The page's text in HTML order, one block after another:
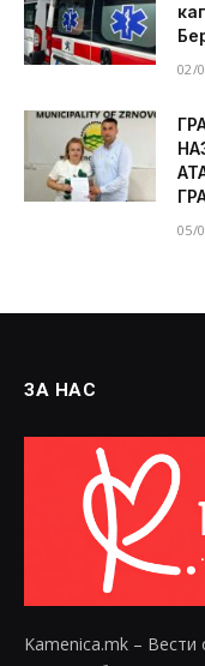
02/
05/
ЗА НАС
Kamenica.mk –